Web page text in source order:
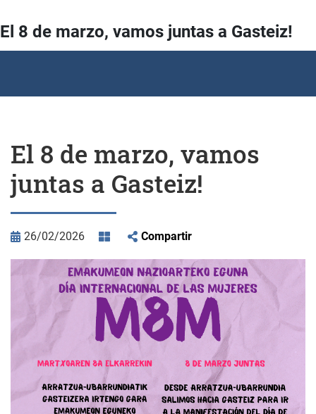
El 8 de marzo, vamos juntas a Gasteiz!
El 8 de marzo, vamos
juntas a Gasteiz!
26/02/2026 Compartir